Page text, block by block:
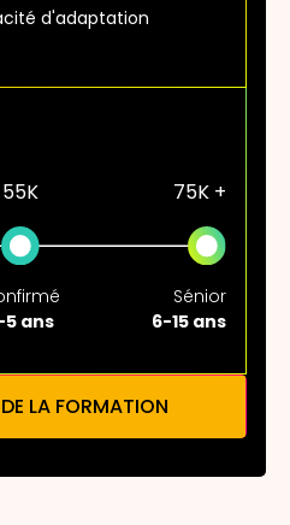
d'adaptation
55K 75K +
5 ans
Sénior
6-15 ans
LA FORMATION